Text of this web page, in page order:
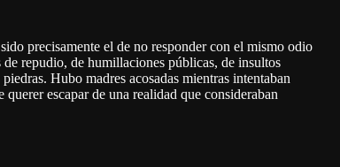
precisamente el de no responder con el mismo odio
repudio, de humillaciones públicas, de insultos
Hubo madres acosadas mientras intentaban
escapar de una realidad que consideraban